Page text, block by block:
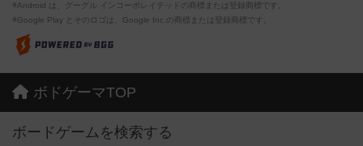
※Android は、グーグル インコーポレイテッドの商標または登録商標です。
※Google Play とそのロゴは、Google Inc.の商標または登録商標です。
ボドゲーマTOP
ボードゲームを検索する